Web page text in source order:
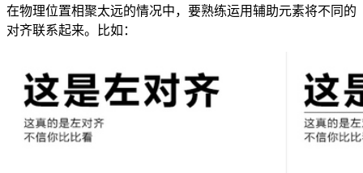
在物理位置相聚太远的情况中，要熟练运用辅助元素将不同的
对齐联系起来。比如：